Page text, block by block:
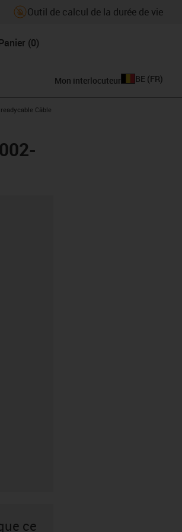
Outil de calcul de la durée de vie
(0)
Mon interlocuteur BE (FR)
icon-arrow-right
readycable Câble
ce